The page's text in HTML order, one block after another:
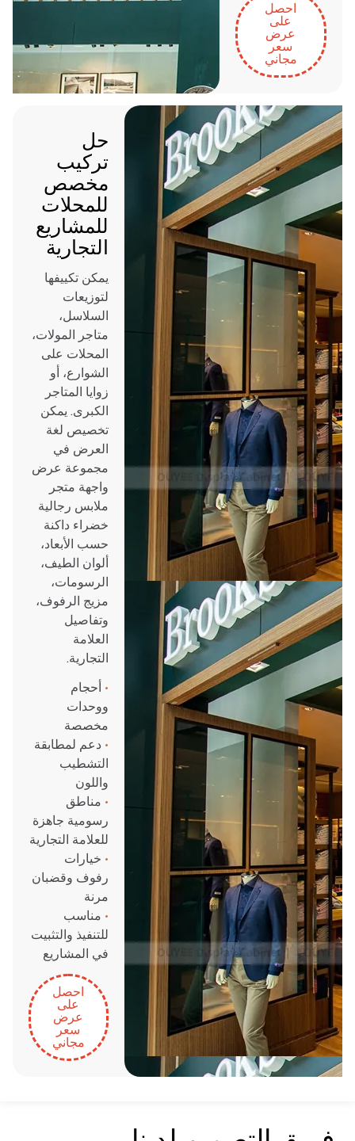
احصل
على
عرض
سعر
مجاني
حل
تركيب
مخصص
للمحلات
للمشاريع
التجارية
يمكن تكييفها
لتوزيعات
السلاسل،
متاجر المولات،
المحلات على
الشوارع، أو
زوايا المتاجر
الكبرى. يمكن
تخصيص لغة
العرض في
مجموعة عرض
واجهة متجر
ملابس رجالية
خضراء داكنة
حسب الأبعاد،
ألوان الطيف،
الرسومات،
مزيج الرفوف،
وتفاصيل
العلامة
التجارية.
• أحجام
ووحدات
مخصصة
• دعم لمطابقة
التشطيب
واللون
• مناطق
رسومية جاهزة
للعلامة التجارية
• خيارات
رفوف وقضبان
مرنة
• مناسب
للتنفيذ والتثبيت
في المشاريع
احصل
على
عرض
سعر
مجاني